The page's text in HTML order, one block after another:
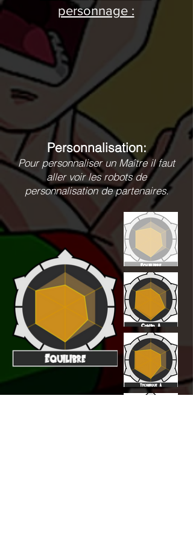
personnage :
Personnalisation:
Pour personnaliser un Maître il faut
aller voir les robots de
personnalisation de partenaires.